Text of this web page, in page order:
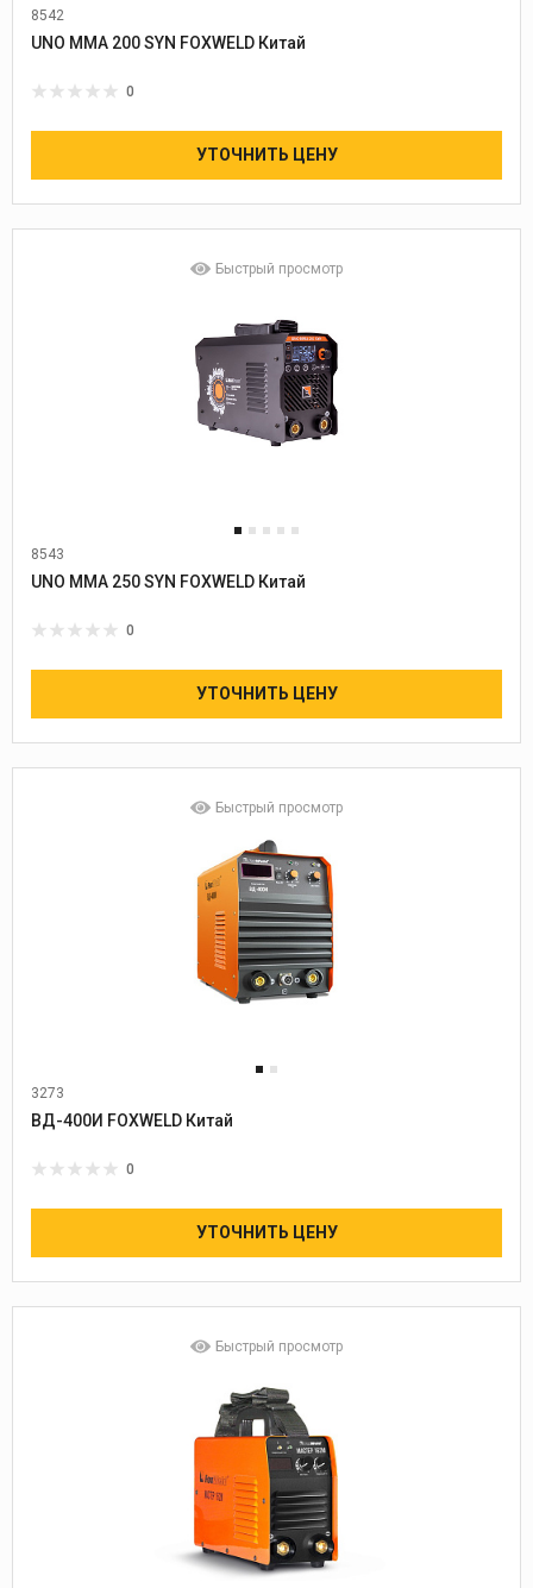
8542
UNO MMA 200 SYN FOXWELD Китай
0
УТОЧНИТЬ ЦЕНУ
Быстрый просмотр
8543
UNO MMA 250 SYN FOXWELD Китай
0
УТОЧНИТЬ ЦЕНУ
Быстрый просмотр
3273
ВД-400И FOXWELD Китай
0
УТОЧНИТЬ ЦЕНУ
Быстрый просмотр